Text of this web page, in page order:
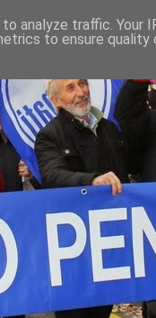
analyze traffic. Your
to ensure quality